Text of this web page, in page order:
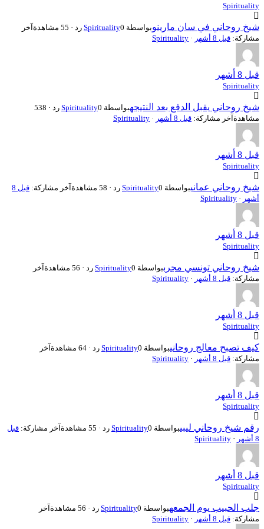
Spirituality
شيخ روحاني في سان مارينوبواسطة Spirituality0 رد · 55 مشاهدة
آخر
مشاركة: قبل 8 أشهر ·
Spirituality
قبل 8 أشهر
Spirituality
شيخ روحاني يقبل الدفع بعد النتيجهبواسطة Spirituality
0 رد · 538
مشاهدة آخر مشاركة: قبل 8 أشهر ·
Spirituality
قبل 8 أشهر
Spirituality
شيخ روحاني عمانيبواسطة Spirituality0 رد · 58 مشاهدة آخر مشاركة:
قبل 8
أشهر ·
Spirituality
قبل 8 أشهر
Spirituality
شيخ روحاني تونسي مجرببواسطة Spirituality0 رد · 56 مشاهدة
آخر
مشاركة: قبل 8 أشهر ·
Spirituality
قبل 8 أشهر
Spirituality
كيف تصبح معالج روحانيبواسطة Spirituality0 رد · 64 مشاهدة
آخر
مشاركة: قبل 8 أشهر ·
Spirituality
قبل 8 أشهر
Spirituality
رقم شيخ روحاني ليبيبواسطة Spirituality0 رد · 55 مشاهدة آخر مشاركة: قبل
8 أشهر
·
Spirituality
قبل 8 أشهر
Spirituality
جلب الحبيب يوم الجمعهبواسطة Spirituality0 رد · 56 مشاهدة
آخر
مشاركة: قبل 8 أشهر ·
Spirituality